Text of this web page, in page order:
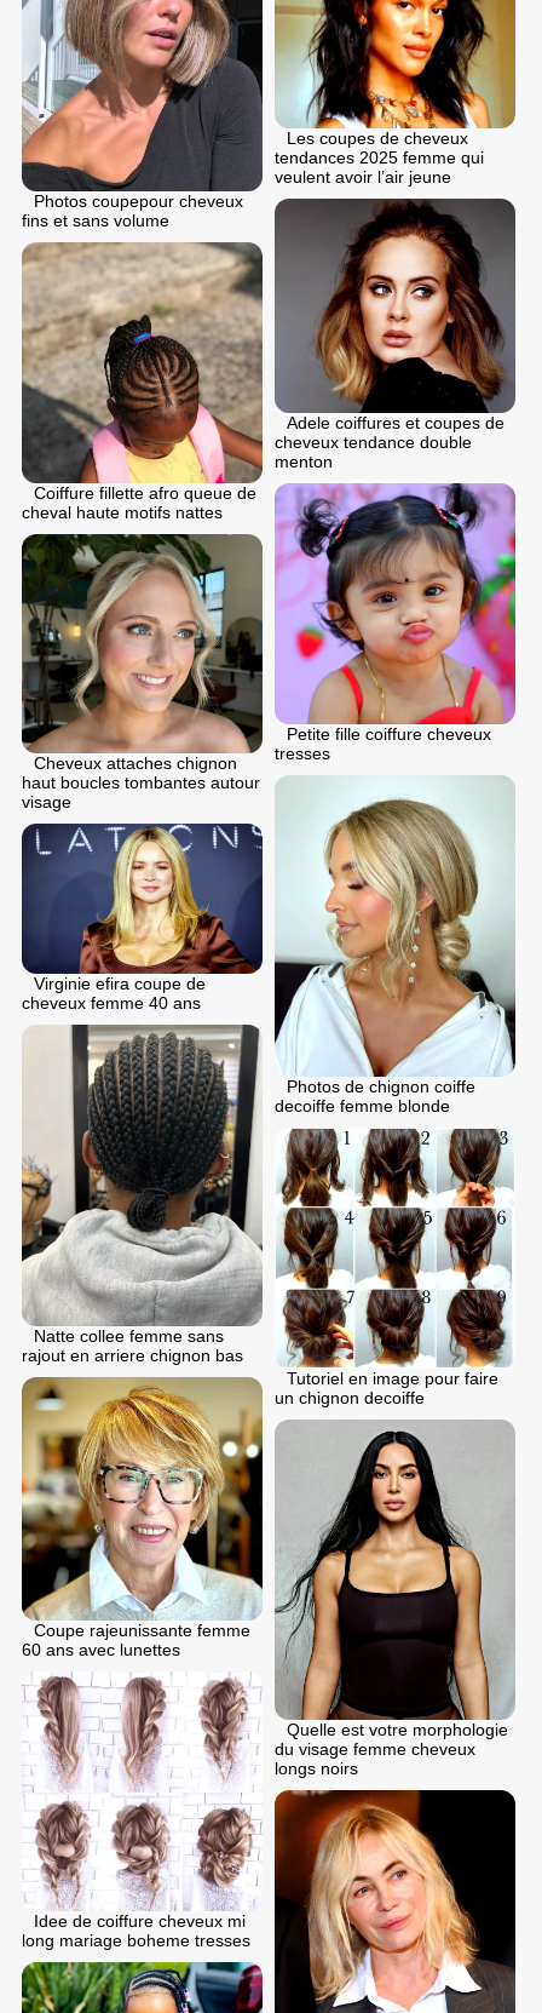
Les coupes de cheveux
tendances 2025 femme qui
veulent avoir l’air jeune
Photos coupepour cheveux
fins et sans volume
Adele coiffures et coupes de
cheveux tendance double
menton
Coiffure fillette afro queue de
cheval haute motifs nattes
Petite fille coiffure cheveux
tresses
Cheveux attaches chignon
haut boucles tombantes autour
visage
Photos de chignon coiffe
decoiffe femme blonde
Virginie efira coupe de
cheveux femme 40 ans
Natte collee femme sans
rajout en arriere chignon bas
Tutoriel en image pour faire
un chignon decoiffe
Coupe rajeunissante femme
60 ans avec lunettes
Quelle est votre morphologie
du visage femme cheveux
longs noirs
Idee de coiffure cheveux mi
long mariage boheme tresses